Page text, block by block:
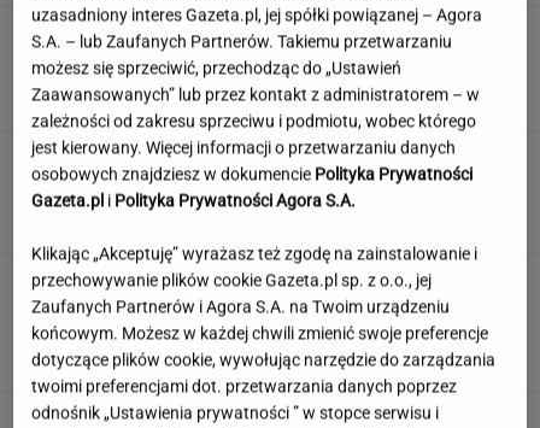
Quiz: polskie miasta. My podajemy 3 hasła, ty
wskazujesz jakie to miasto
Jedno przekonanie może utrudniać życie
osobom z astygmatyzmem. Zwłaszcza latem
MATERIAŁ PROMOCYJNY
"Wymieniłam mojego byłego na
jego wujka milionera". Tak wciągają
mikrodramy
SUBSKRYPCJA
Teściowa mówi, że jest mamą jej
uzasadniony interes Gazeta.pl, jej spółki powiązanej – Agora
S.A. – lub Zaufanych Partnerów. Takiemu przetwarzaniu
możesz się sprzeciwić, przechodząc do „Ustawień
Zaawansowanych” lub przez kontakt z administratorem – w
zależności od zakresu sprzeciwu i podmiotu, wobec którego
jest kierowany. Więcej informacji o przetwarzaniu danych
osobowych znajdziesz w dokumencie Polityka Prywatności
Gazeta.pl i Polityka Prywatności Agora S.A.
Klikając „Akceptuję” wyrażasz też zgodę na zainstalowanie i
przechowywanie plików cookie Gazeta.pl sp. z o.o., jej
Zaufanych Partnerów i Agora S.A. na Twoim urządzeniu
końcowym. Możesz w każdej chwili zmienić swoje preferencje
dotyczące plików cookie, wywołując narzędzie do zarządzania
twoimi preferencjami dot. przetwarzania danych poprzez
odnośnik „Ustawienia prywatności ” w stopce serwisu i